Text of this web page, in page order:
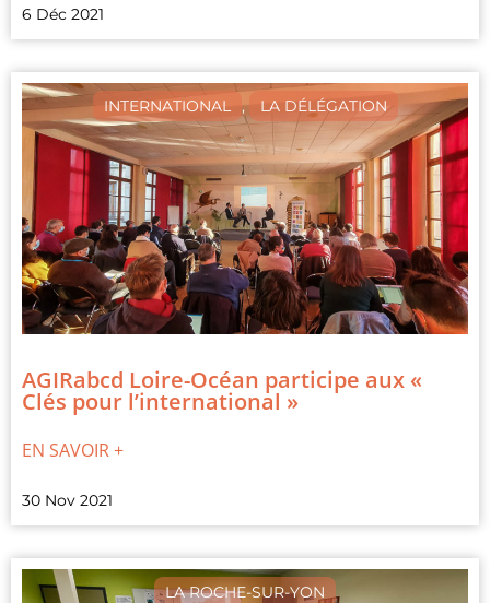
6 Déc 2021
INTERNATIONAL , LA DÉLÉGATION
AGIRabcd Loire-Océan participe aux «
Clés pour l’international »
EN SAVOIR +
30 Nov 2021
LA ROCHE-SUR-YON